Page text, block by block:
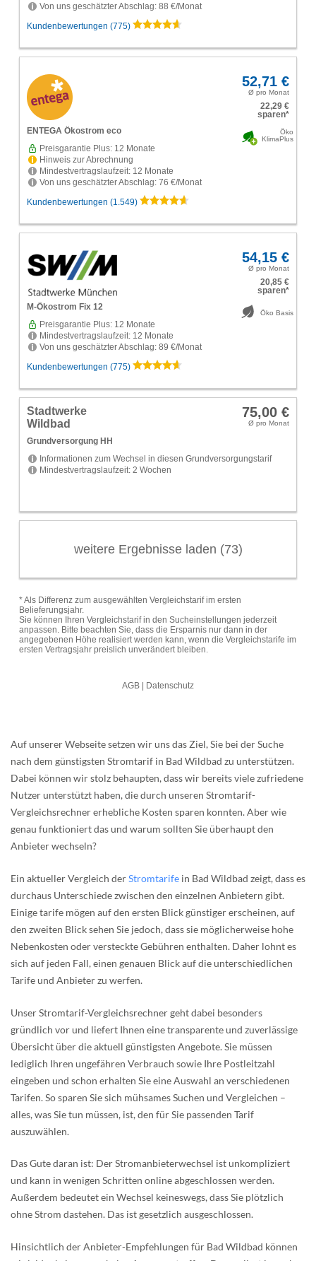
Auf unserer Webseite setzen wir uns das Ziel, Sie bei der Suche
nach dem günstigsten Stromtarif in Bad Wildbad zu unterstützen.
Dabei können wir stolz behaupten, dass wir bereits viele zufriedene
Nutzer unterstützt haben, die durch unseren Stromtarif-
Vergleichsrechner erhebliche Kosten sparen konnten. Aber wie
genau funktioniert das und warum sollten Sie überhaupt den
Anbieter wechseln?
Ein aktueller Vergleich derStromtarife in Bad Wildbad zeigt, dass es
durchaus Unterschiede zwischen den einzelnen Anbietern gibt.
Einige tarife mögen auf den ersten Blick günstiger erscheinen, auf
den zweiten Blick sehen Sie jedoch, dass sie möglicherweise hohe
Nebenkosten oder versteckte Gebühren enthalten. Daher lohnt es
sich auf jeden Fall, einen genauen Blick auf die unterschiedlichen
Tarife und Anbieter zu werfen.
Unser Stromtarif-Vergleichsrechner geht dabei besonders
gründlich vor und liefert Ihnen eine transparente und zuverlässige
Übersicht über die aktuell günstigsten Angebote. Sie müssen
lediglich Ihren ungefähren Verbrauch sowie Ihre Postleitzahl
eingeben und schon erhalten Sie eine Auswahl an verschiedenen
Tarifen. So sparen Sie sich mühsames Suchen und Vergleichen –
alles, was Sie tun müssen, ist, den für Sie passenden Tarif
auszuwählen.
Das Gute daran ist: Der Stromanbieterwechsel ist unkompliziert
und kann in wenigen Schritten online abgeschlossen werden.
Außerdem bedeutet ein Wechsel keineswegs, dass Sie plötzlich
ohne Strom dastehen. Das ist gesetzlich ausgeschlossen.
Hinsichtlich der Anbieter-Empfehlungen für Bad Wildbad können